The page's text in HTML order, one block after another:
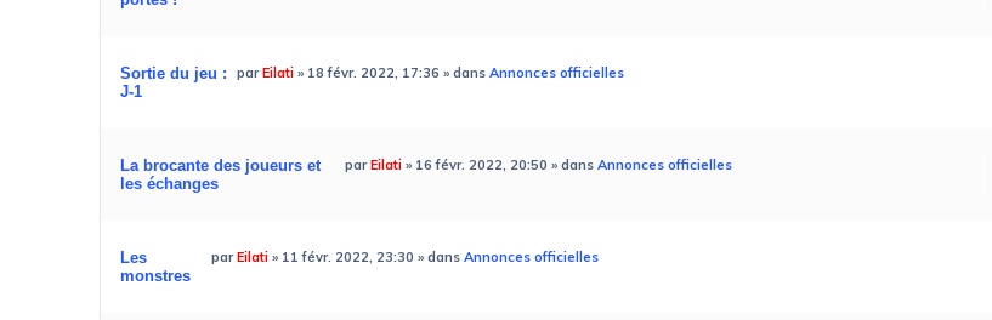
Sortie du jeu :
J-1
parEilati» 18 févr. 2022, 17:36 » dans Annonces officielles
La brocante des joueurs et
les échanges
parEilati» 16 févr. 2022, 20:50 » dans Annonces officielles
Les
monstres
parEilati » 11 févr. 2022, 23:30 » dansAnnonces officielles